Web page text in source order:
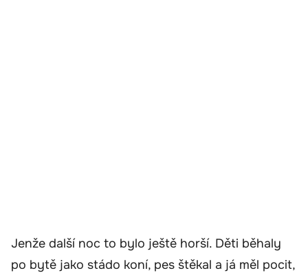
Jenže další noc to bylo ještě horší. Děti běhaly
po bytě jako stádo koní, pes štěkal a já měl pocit,